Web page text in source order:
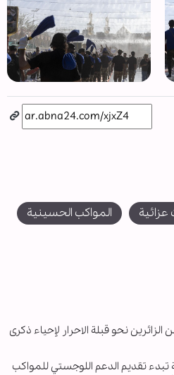
المواكب الحسينية
نحو قبلة الاحرار لإحياء ذكرى
تبدء تقديم الدعم اللوجستي للمواكب